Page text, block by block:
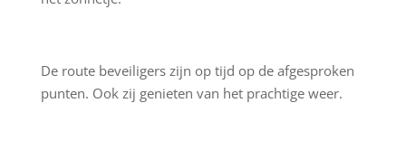
De route beveiligers zijn op tijd op de afgesproken
punten. Ook zij genieten van het prachtige weer.